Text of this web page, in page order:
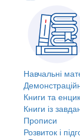
Навчальні
Книги та
Книги із
Прописи
Розвиток і